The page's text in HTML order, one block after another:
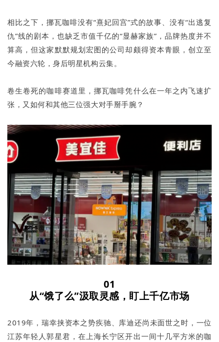
相比之下，挪瓦咖啡没有“熹妃回宫”式的故事、没有“出逃复
仇”线的剧本，也缺乏市值千亿的“显赫家族”，品牌热度并不
算高，但这家默默规划宏图的公司却颇得资本青眼，创立至
今融资六轮，身后明星机构云集。
卷生卷死的咖啡赛道里，挪瓦咖啡凭什么在一年之内飞速扩
张，又如何和其他三位强大对手掰手腕？
01
从“饿了么”汲取灵感，盯上千亿市场
2019年，瑞幸挟资本之势疾驰、库迪还尚未面世之时，一位
江苏年轻人郭星君，在上海长宁区开出一间十几平方米的咖